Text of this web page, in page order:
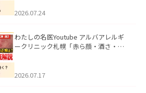
た。
2026.07.24
わたしの名医Youtube アルバアレルギ
ークリニック札幌「赤ら顔・酒さ・ニ
した。
2026.07.17